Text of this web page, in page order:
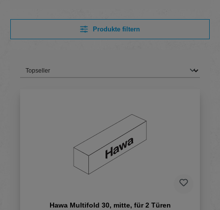
Produkte filtern
Hawa Multifold 30, mitte, für 2 Türen